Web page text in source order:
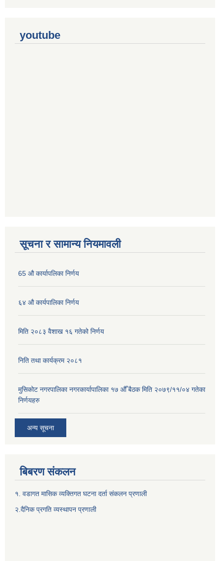
youtube
सूचना र सामान्य नियमावली
65 औ कार्यापलिका निर्णय
६४ औ कार्यपालिका निर्णय
मिति २०८३ वैशाख १६ गतेको निर्णय
निति तथा कार्यक्रम २०८१
मुसिकोट नगरपालिका नगरकार्यापालिका १७ औँ बैठक मिति २०७९/११/०४ गतेका
निर्णयहरु
अन्य सूचना
बिबरण संकलन
१. वडागत मासिक व्यक्तिगत घटना दर्ता संकलन प्रणाली
२.दैनिक प्रगति व्यस्थापन प्रणाली